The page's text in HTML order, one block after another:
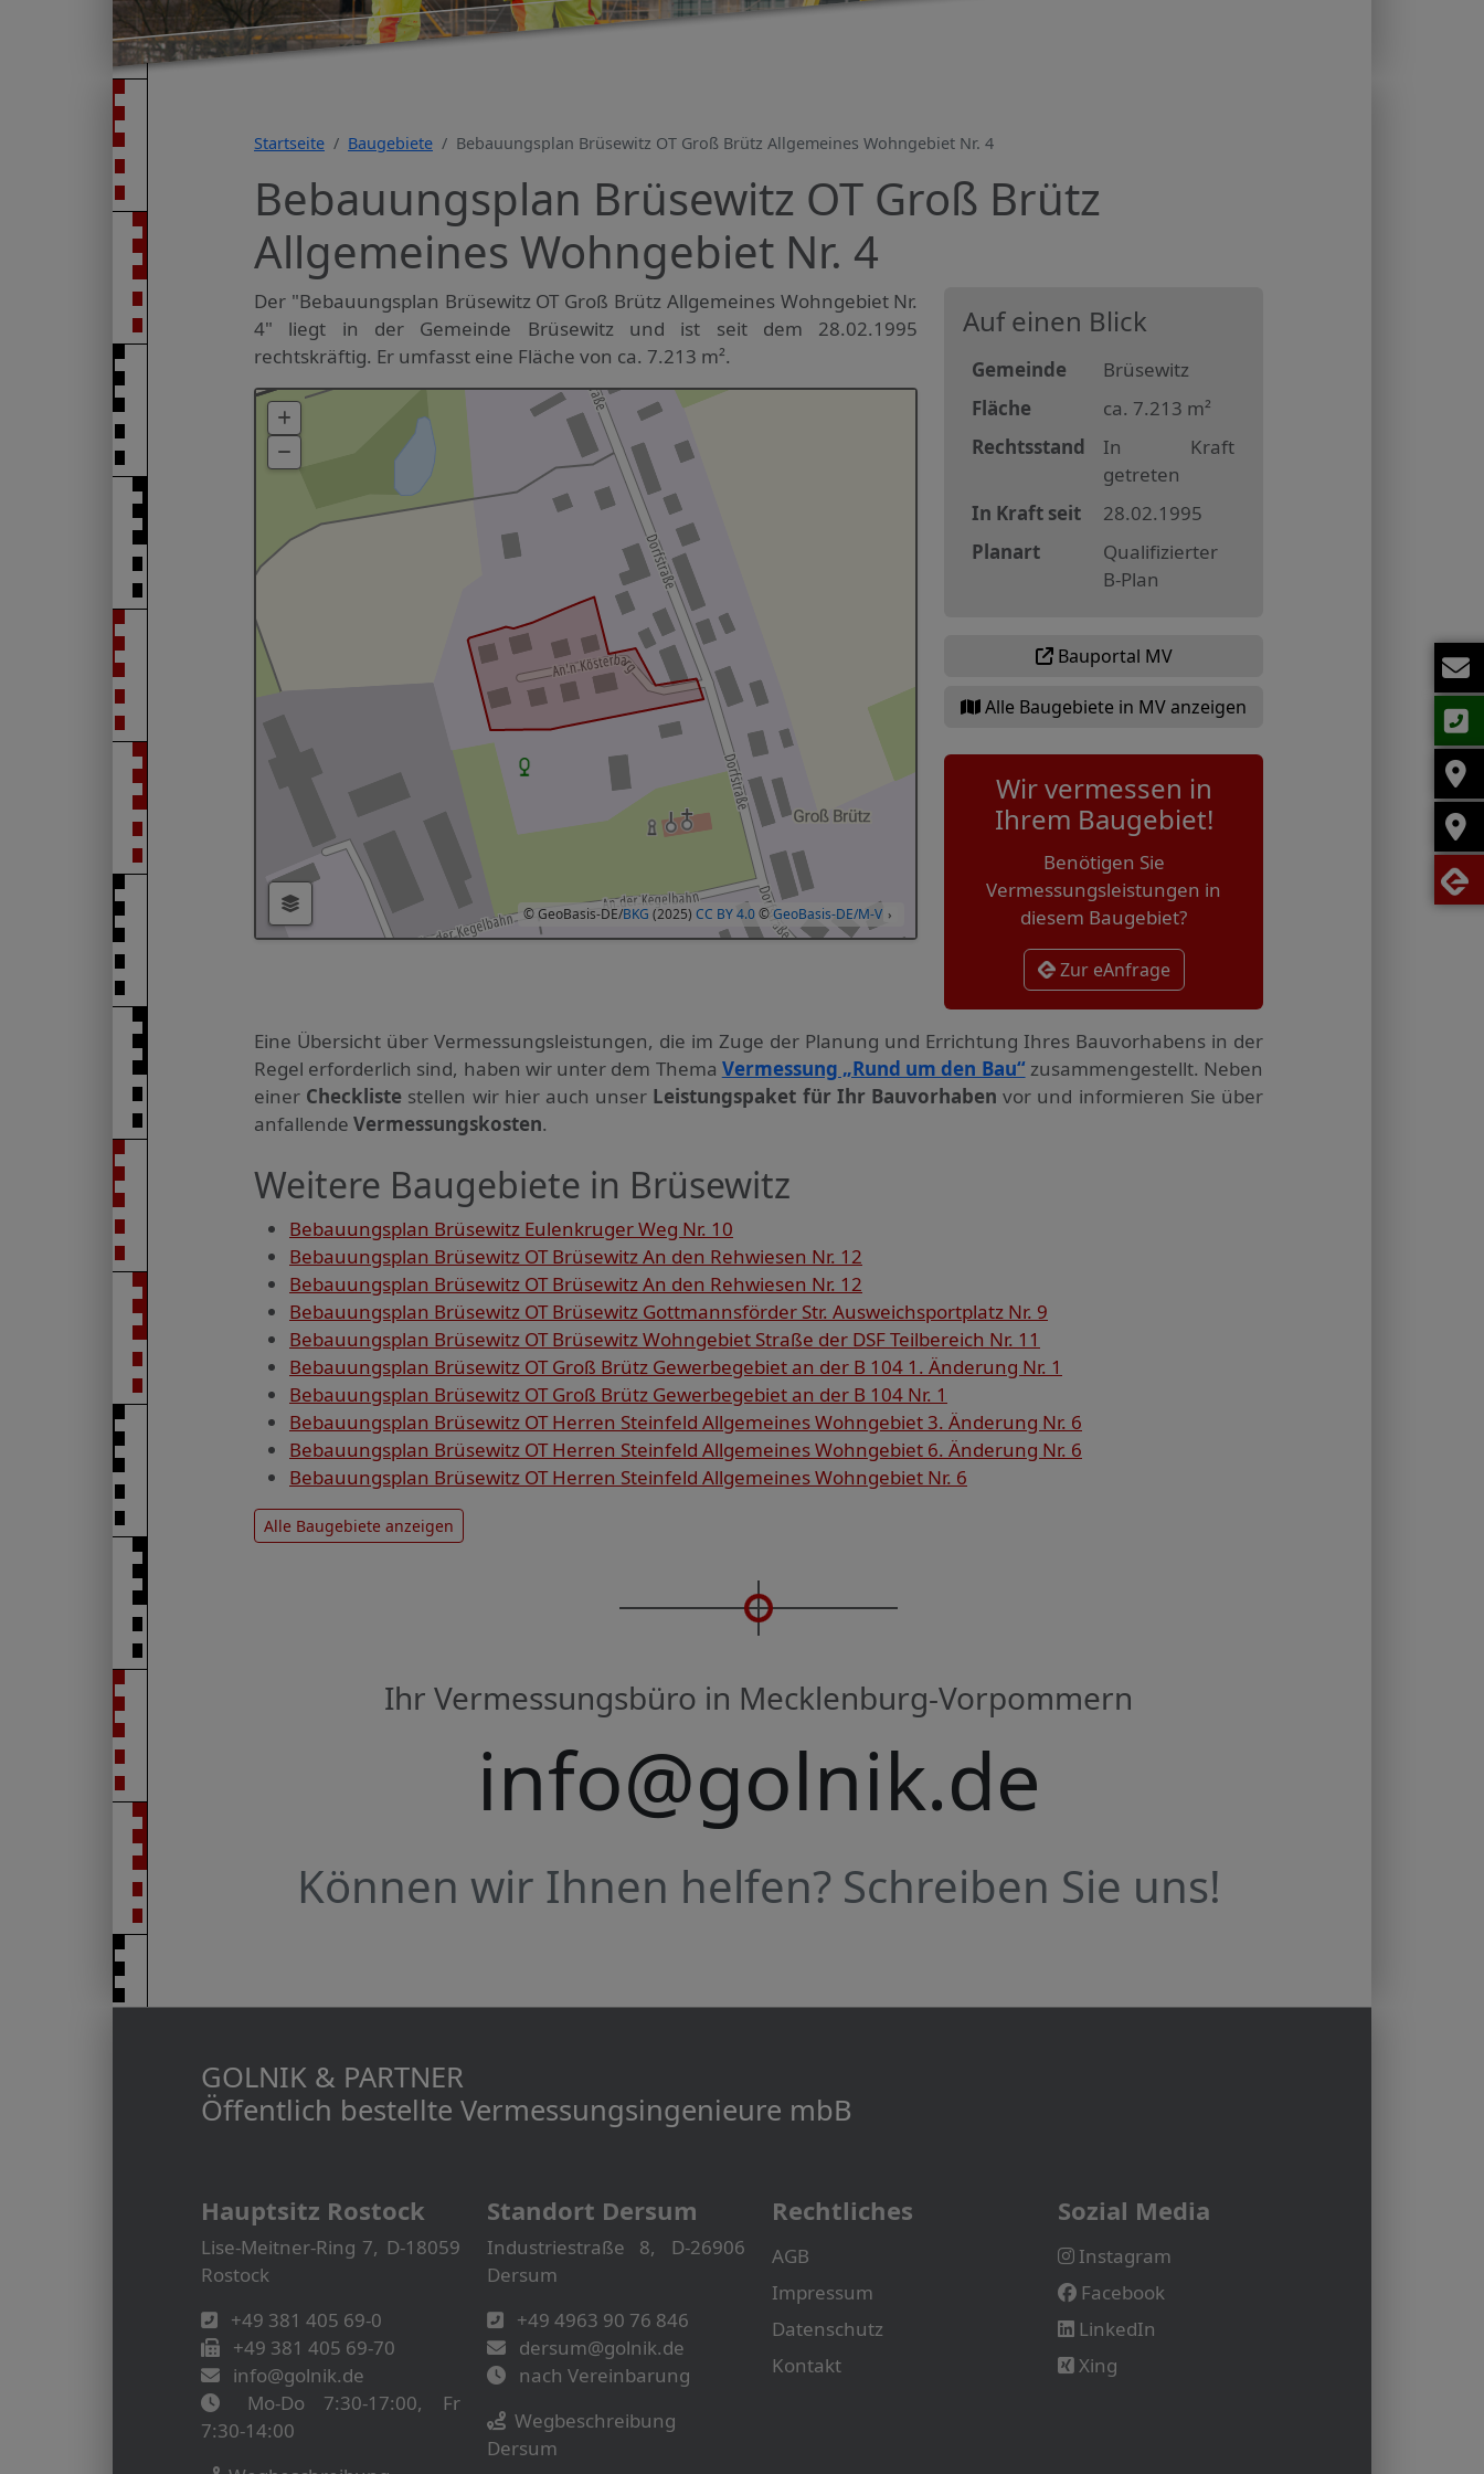
Startseite Baugebiete Bebauungsplan Brüsewitz OT Groß Brütz Allgemeines Wohngebiet Nr. 4
Bebauungsplan Brüsewitz OT Groß Brütz
Allgemeines Wohngebiet Nr. 4
Der "Bebauungsplan Brüsewitz OT Groß Brütz Allgemeines Wohngebiet Nr.
4" liegt in der Gemeinde Brüsewitz und ist seit dem 28.02.1995
rechtskräftig. Er umfasst eine Fläche von ca. 7.213 m².
›
© GeoBasis-DE/BKG (2025) CC BY 4.0 ©GeoBasis-DE/M-V
Auf einen Blick
Gemeinde
Brüsewitz
Fläche
ca. 7.213 m²
Rechtsstand
In Kraft
getreten
In Kraft seit
28.02.1995
Planart
Qualifizierter
B-Plan
Bauportal MV
Alle Baugebiete in MV anzeigen
Wir vermessen in
Ihrem Baugebiet!
Benötigen Sie
Vermessungsleistungen in
diesem Baugebiet?
Zur eAnfrage
Eine Übersicht über Vermessungs­leistungen, die im Zuge der Planung und Errichtung Ihres Bauvorhabens in der
Regel erforderlich sind, haben wir unter dem Thema Vermessung „Rund um den Bau“zusammengestellt. Neben
einer Checkliste stellen wir hier auch unser Leistungspaket für Ihr Bauvorhaben vor und informieren Sie über
anfallende Vermessungskosten.
Weitere Baugebiete in Brüsewitz
Bebauungsplan Brüsewitz Eulenkruger Weg Nr. 10
Bebauungsplan Brüsewitz OT Brüsewitz An den Rehwiesen Nr. 12
Bebauungsplan Brüsewitz OT Brüsewitz An den Rehwiesen Nr. 12
Bebauungsplan Brüsewitz OT Brüsewitz Gottmannsförder Str. Ausweichsportplatz Nr. 9
Bebauungsplan Brüsewitz OT Brüsewitz Wohngebiet Straße der DSF Teilbereich Nr. 11
Bebauungsplan Brüsewitz OT Groß Brütz Gewerbegebiet an der B 104 1. Änderung Nr. 1
Bebauungsplan Brüsewitz OT Groß Brütz Gewerbegebiet an der B 104 Nr. 1
Bebauungsplan Brüsewitz OT Herren Steinfeld Allgemeines Wohngebiet 3. Änderung Nr. 6
Bebauungsplan Brüsewitz OT Herren Steinfeld Allgemeines Wohngebiet 6. Änderung Nr. 6
Bebauungsplan Brüsewitz OT Herren Steinfeld Allgemeines Wohngebiet Nr. 6
Alle Baugebiete anzeigen
Ihr Vermessungsbüro in Mecklenburg-Vorpommern
info@golnik.de
Können wir Ihnen helfen? Schreiben Sie uns!
GOLNIK & PARTNER
Öffentlich bestellte Vermessungs­­ingenieure mbB
Hauptsitz Rostock
Lise-Meitner-Ring 7, D-18059
Rostock
+49 381 405 69-0
+49 381 405 69-70
info@golnik.de
Mo-Do 7:30-17:00, Fr
7:30-14:00
Standort Dersum
Industriestraße 8, D-26906
Dersum
+49 4963 90 76 846
dersum@golnik.de
nach Vereinbarung
Wegbeschreibung
Dersum
Rechtliches
AGB
Impressum
Datenschutz
Kontakt
Sozial Media
Instagram
Facebook
LinkedIn
Xing